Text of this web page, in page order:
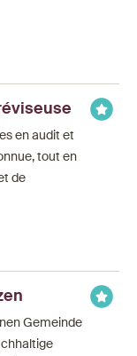
en audit et
tout en
de
Gemeinde